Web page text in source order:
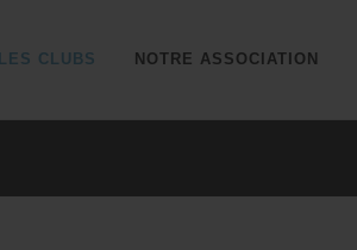
LES CLUBS NOTRE ASSOCIATION